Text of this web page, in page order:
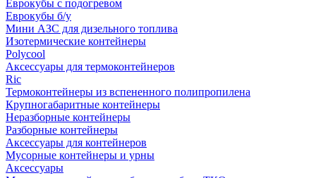
Еврокубы с подогревом
Еврокубы б/у
Мини АЗС для дизельного топлива
Изотермические контейнеры
Polycool
Аксессуары для термоконтейнеров
Ric
Термоконтейнеры из вспененного полипропилена
Крупногабаритные контейнеры
Неразборные контейнеры
Разборные контейнеры
Аксессуары для контейнеров
Мусорные контейнеры и урны
Аксессуары